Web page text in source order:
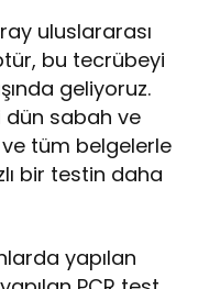
uluslararası
bu tecrübeyi
geliyoruz.
sabah ve
tüm belgelerle
bir testin daha
yapılan